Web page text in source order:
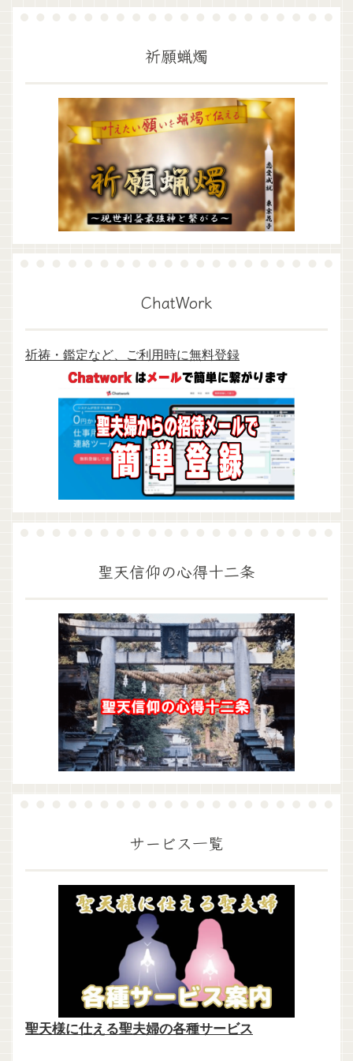
祈願蝋燭
ChatWork
祈祷・鑑定など、ご利用時に無料登録
聖天信仰の心得十二条
サービス一覧
聖天様に仕える聖夫婦の各種サービス